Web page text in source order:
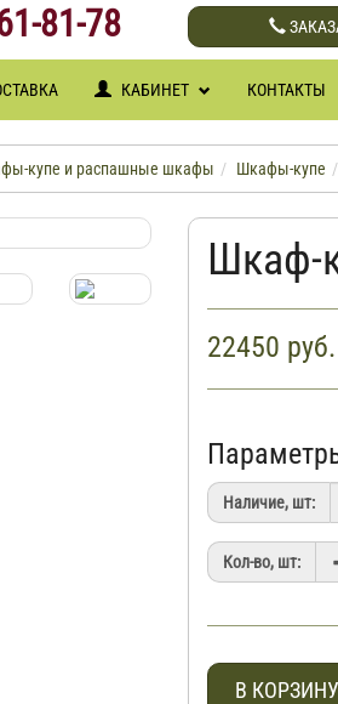
81-78
КАБИНЕТ КОНТАКТЫ
купе и распашные шкафы Шкафы-купе
Шкаф-
22450 руб.
Наличие, шт:
Кол-во, шт:
В КОРЗИНУ